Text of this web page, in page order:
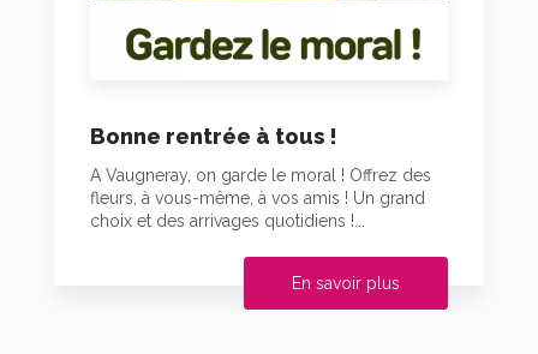
Bonne rentrée à tous !
A Vaugneray, on garde le moral ! Offrez des
fleurs, à vous-même, à vos amis ! Un grand
choix et des arrivages quotidiens !...
En savoir plus